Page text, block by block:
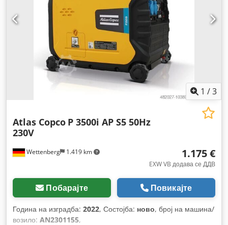
1 /3
Wettenberg 1.419 km
Atlas Copco P 3500i AP S5 50Hz
230V
1.175 €
EXW VB додава се ДДВ
Побарајте Повикајте
Година на изградба: 2022, Состојба: ново, број на машина/
возило: AN2301155,